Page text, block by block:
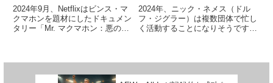
なのか？そして彼らの「本
音」とは
2024年9月、Netflixはビンス・マ
クマホンを題材にしたドキュメン
タリー「Mr. マクマホン：悪のオ
く、2022年に...
を語る。「完璧にフィット
してる。リング上でそれを
証明する」
2024年、ニック・ネメス（ドル
フ・ジグラー）は複数団体で忙し
く活動することになりそうです。
月13日開催のTNA...